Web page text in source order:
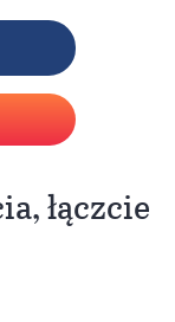
łączcie